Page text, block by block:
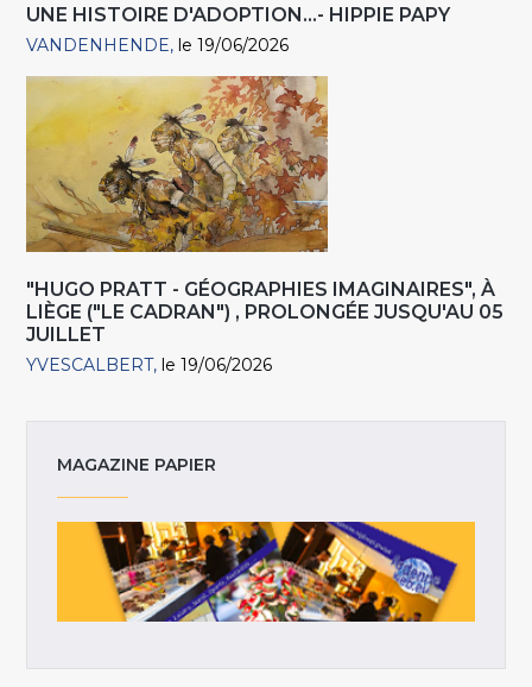
UNE HISTOIRE D'ADOPTION...- HIPPIE PAPY
VANDENHENDE le 19/06/2026
"HUGO PRATT - GÉOGRAPHIES IMAGINAIRES", À
LIÈGE ("LE CADRAN") , PROLONGÉE JUSQU'AU 05
JUILLET
YVESCALBERT le 19/06/2026
MAGAZINE PAPIER